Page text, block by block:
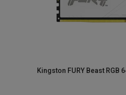
Kingston FURY Beast RGB